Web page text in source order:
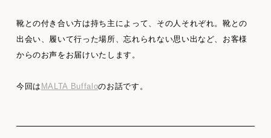
靴との付き合い方は持ち主によって、その人それぞれ。靴との
出会い、履いて行った場所、忘れられない思い出など、お客様
からのお声をお届けいたします。
今回は MALTA Buffaloのお話です。